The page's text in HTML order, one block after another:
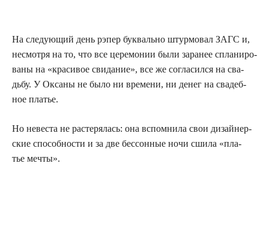
На сле­ду­ю­щий день рэпер бук­валь­но штур­мо­вал ЗАГС и,
несмот­ря на то, что все цере­мо­нии были зара­нее спла­ни­ро­
ва­ны на «кра­си­вое сви­да­ние», все же согла­сил­ся на сва­
дьбу. У Окса­ны не было ни вре­ме­ни, ни денег на сва­деб­
ное платье.
Но неве­ста не рас­те­ря­лась: она вспом­ни­ла свои дизай­нер­
ские спо­соб­но­сти и за две бес­сон­ные ночи сши­ла «пла­
тье мечты».